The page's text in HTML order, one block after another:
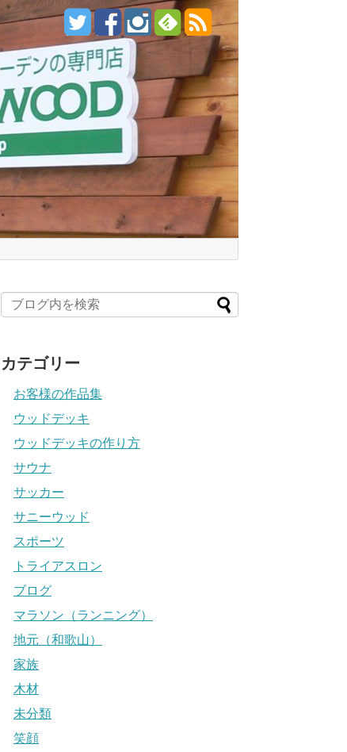
カテゴリー
お客様の作品集
ウッドデッキ
ウッドデッキの作り方
サウナ
サッカー
サニーウッド
スポーツ
トライアスロン
ブログ
マラソン（ランニング）
地元（和歌山）
家族
木材
未分類
笑顔